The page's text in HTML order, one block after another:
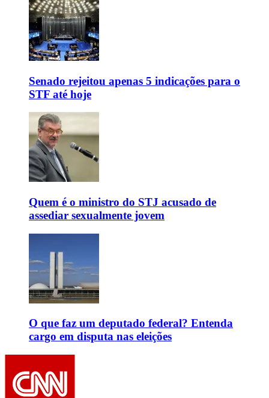
Senado rejeitou apenas 5 indicações para o
STF até hoje
Quem é o ministro do STJ acusado de
assediar sexualmente jovem
O que faz um deputado federal? Entenda
cargo em disputa nas eleições